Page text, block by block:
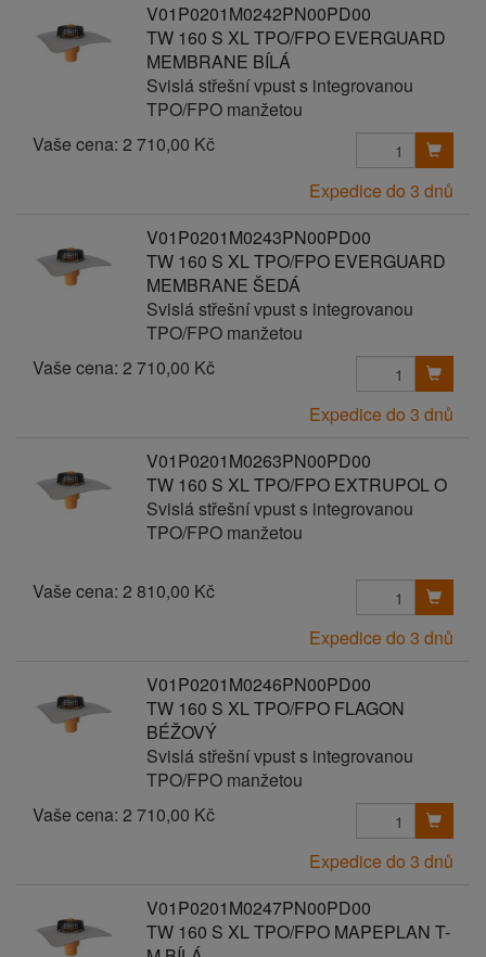
V01P0201M0242PN00PD00
TW 160 S XL TPO/FPO EVERGUARD
MEMBRANE BÍLÁ
Svislá střešní vpust s integrovanou
TPO/FPO manžetou
Vaše cena: 2 710,00 Kč
Expedice do 3 dnů
V01P0201M0243PN00PD00
TW 160 S XL TPO/FPO EVERGUARD
MEMBRANE ŠEDÁ
Svislá střešní vpust s integrovanou
TPO/FPO manžetou
Vaše cena: 2 710,00 Kč
Expedice do 3 dnů
V01P0201M0263PN00PD00
TW 160 S XL TPO/FPO EXTRUPOL O
Svislá střešní vpust s integrovanou
TPO/FPO manžetou
Vaše cena: 2 810,00 Kč
Expedice do 3 dnů
V01P0201M0246PN00PD00
TW 160 S XL TPO/FPO FLAGON
BÉŽOVÝ
Svislá střešní vpust s integrovanou
TPO/FPO manžetou
Vaše cena: 2 710,00 Kč
Expedice do 3 dnů
V01P0201M0247PN00PD00
TW 160 S XL TPO/FPO MAPEPLAN T-